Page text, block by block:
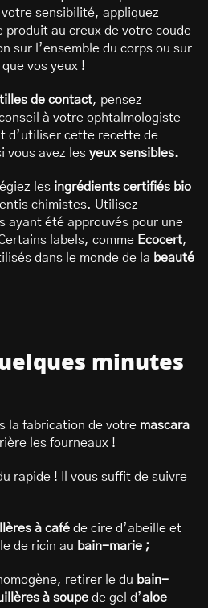
sensibilité, appliquez
produit au creux de votre coude
sur l’ensemble du corps ou sur
vos yeux !
de contact, pensez
à votre ophtalmologiste
d’utiliser cette recette de
vous avez les yeux sensibles.
les ingrédients certifiés bio
chimistes. Utilisez
ayant été approuvés pour une
labels, comme Ecocert,
dans le monde de la beauté
minutes
la fabrication de votre mascara
les fourneaux !
rapide ! Il vous suffit de suivre
à café de cire d’abeille et
de ricin au bain-marie ;
retirer le du bain-
à soupe de gel d’aloe